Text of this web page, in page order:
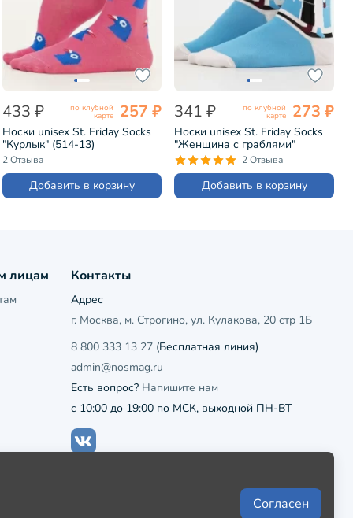
433 ₽ по клубной
карте 257 ₽
Носки unisex St. Friday Socks
"Курлык" (514-13)
2 Отзыва
Добавить в корзину
341 ₽ по клубной
карте 273 ₽
Носки unisex St. Friday Socks
"Женщина с граблями"
(894537)
2 Отзыва
Добавить в корзину
лицам Контакты
Адрес
г. Москва, м. Строгино, ул. Кулакова, 20 стр 1Б
8 800 333 13 27(Бесплатная линия)
admin@nosmag.ru
Есть вопрос? Напишите нам
с 10:00 до 19:00 по МСК, выходной ПН-ВТ
Согласен